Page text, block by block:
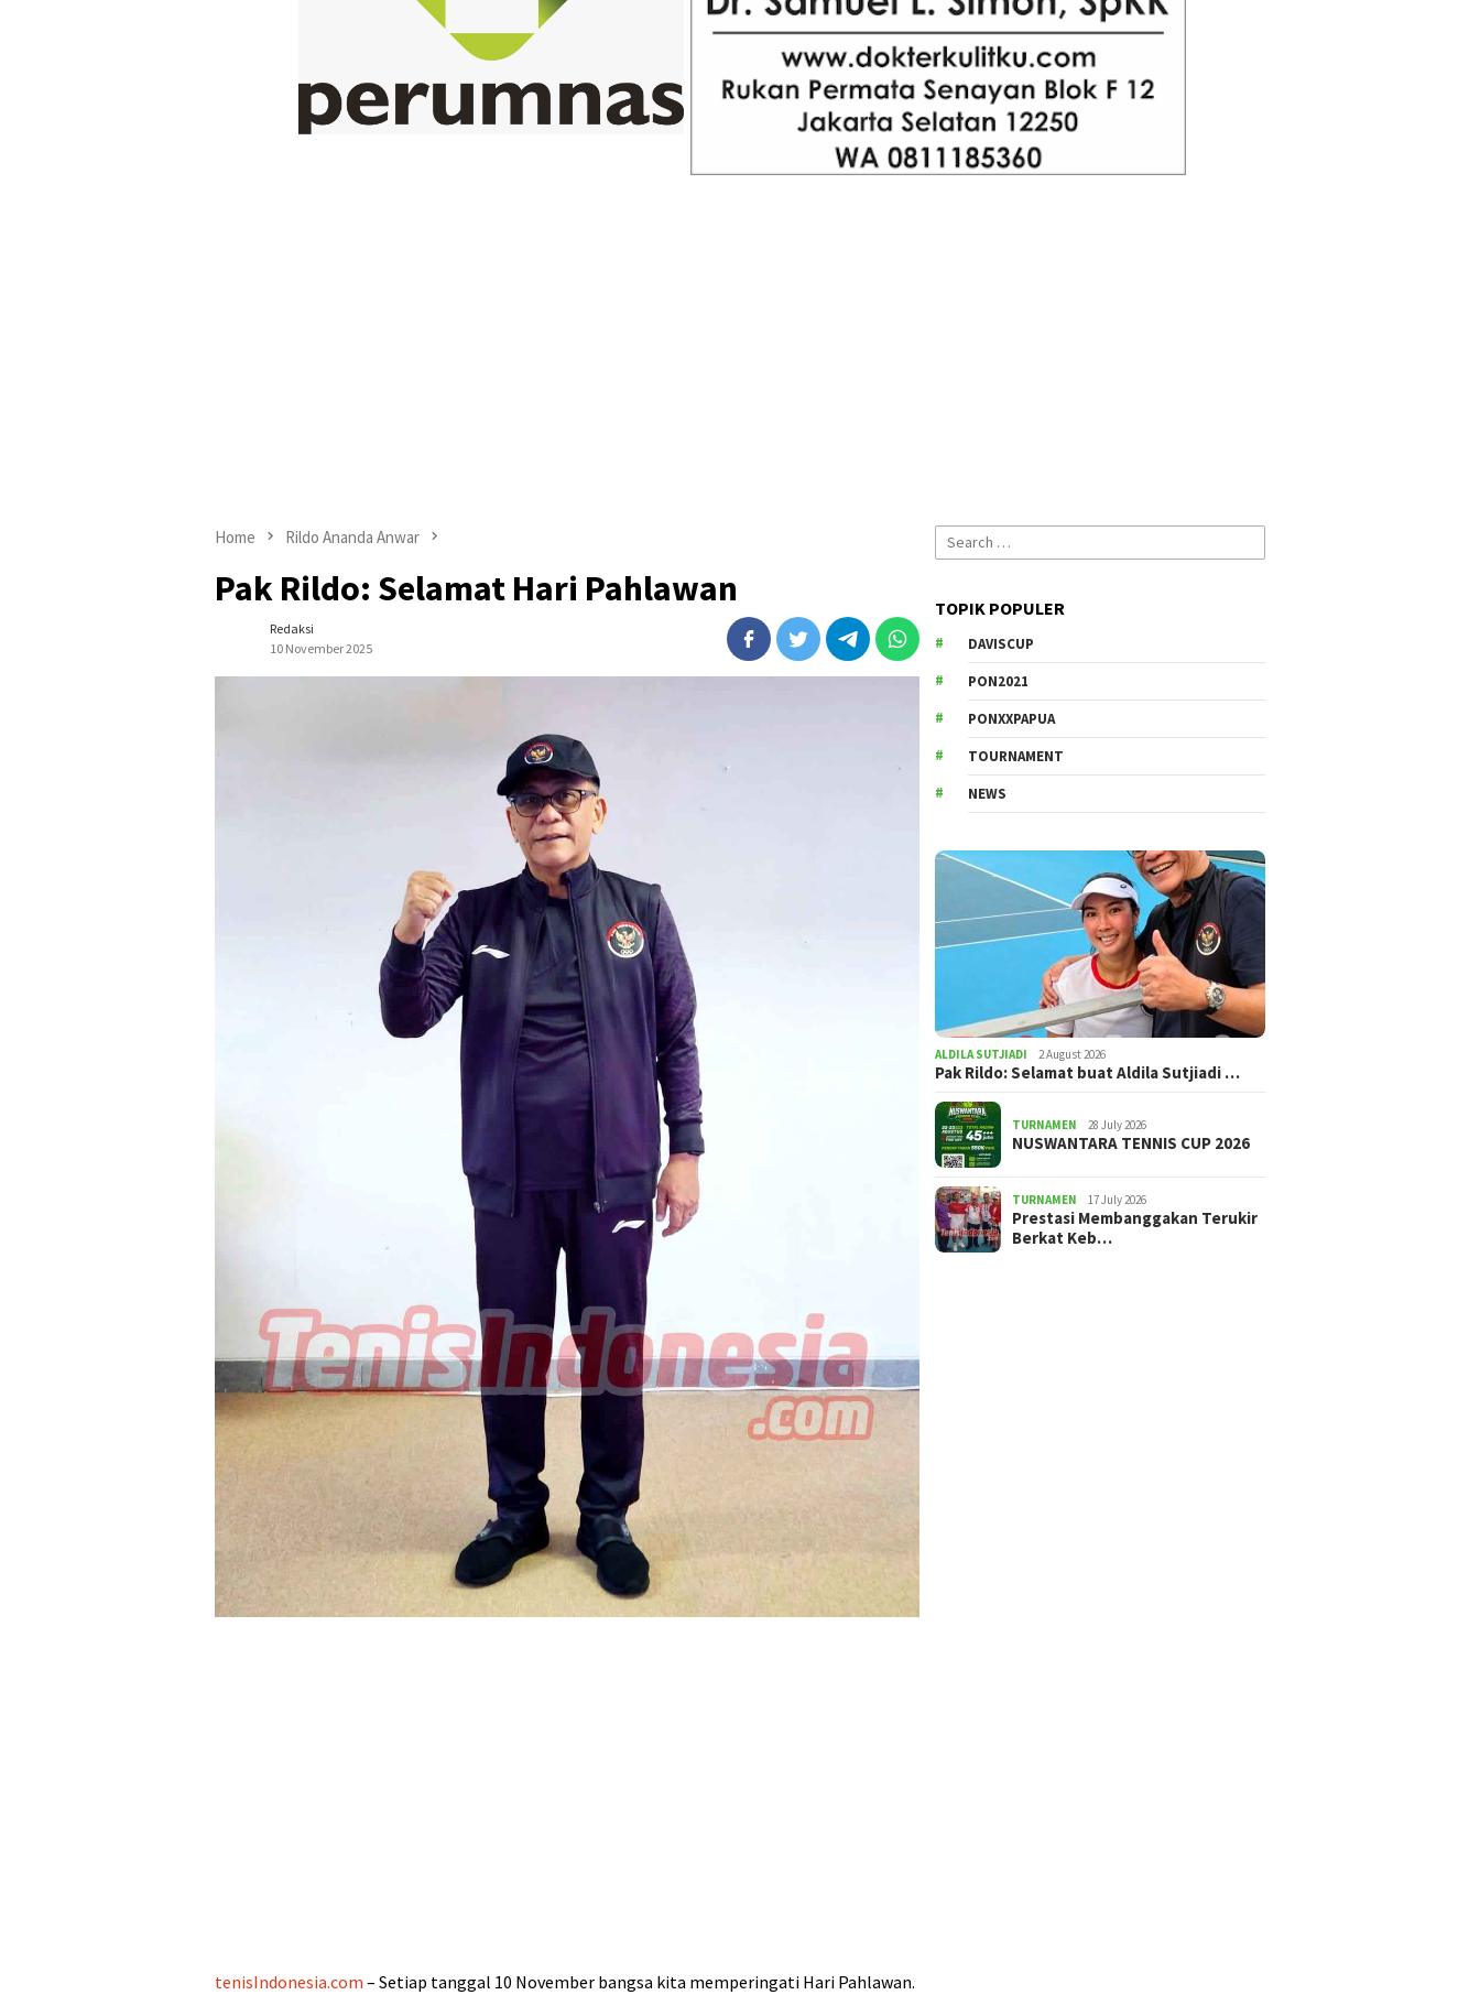
Home Rildo Ananda Anwar
Pak Rildo: Selamat Hari Pahlawan
Redaksi
10 November 2025
tenisIndonesia.com – Setiap tanggal 10 November bangsa kita memperingati Hari Pahlawan.
Search
for:
TOPIK POPULER
DAVISCUP
PON2021
PONXXPAPUA
TOURNAMENT
NEWS
ALDILA SUTJIADI 2 August 2026
Pak Rildo: Selamat buat Aldila Sutjiadi …
TURNAMEN 28 July 2026
NUSWANTARA TENNIS CUP 2026
TURNAMEN 17 July 2026
Prestasi Membanggakan Terukir
Berkat Keb…